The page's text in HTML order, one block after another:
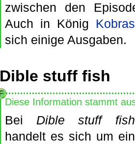
zwischen den
Auch in König Kobras
sich einige Ausgaben.
Dible stuff fish
Diese Information stammt
Bei Dible stuff fish
handelt es sich um ein